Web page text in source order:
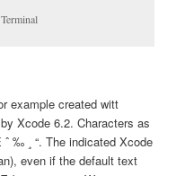
example created witt
Xcode 6.2. Characters as
ˆ ‰ ¸ “. The indicated Xcode
even if the default text